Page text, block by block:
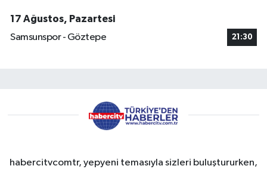
17 Ağustos, Pazartesi
Samsunspor - Göztepe
21:30
habercitvcomtr, yepyeni temasıyla sizleri buluştururken,